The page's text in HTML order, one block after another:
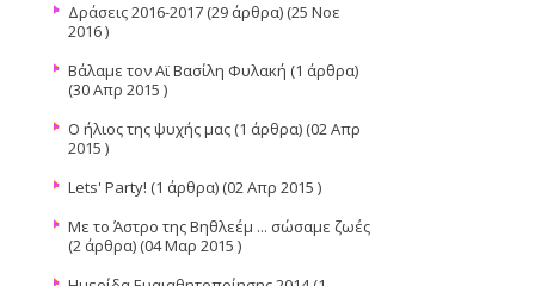
Δράσεις 2016-2017 (29 άρθρα) (25 Νοε
2016 )
Βάλαμε τον Αϊ Βασίλη Φυλακή (1 άρθρα)
(30 Απρ 2015 )
Ο ήλιος της ψυχής μας (1 άρθρα) (02 Απρ
2015 )
Lets' Party! (1 άρθρα) (02 Απρ 2015 )
Με το Άστρο της Βηθλεέμ ... σώσαμε ζωές
(2 άρθρα) (04 Μαρ 2015 )